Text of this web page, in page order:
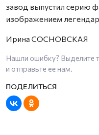
завод выпустил серию
изображением
Ирина СОСНОВСКАЯ
Нашли ошибку? Выделите
и отправьте ее нам.